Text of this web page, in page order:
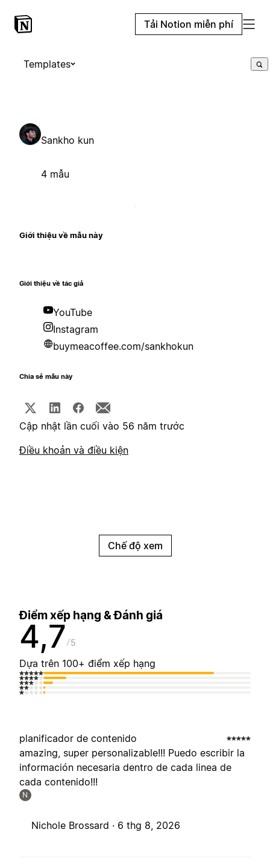
Tải Notion miễn phí
Templates
Sankho kun
4 mẫu
Giới thiệu về mẫu này
Giới thiệu về tác giả
YouTube
Instagram
buymeacoffee.com/sankhokun
Chia sẻ mẫu này
Cập nhật lần cuối vào 56 năm trước
Điều khoản và điều kiện
Chế độ xem
Điểm xếp hạng & Đánh giá
4,7 5
Dựa trên 100+ điểm xếp hạng
planificador de contenido
amazing, super personalizable!!! Puedo escribir la
información necesaria dentro de cada linea de
cada contenido!!!
N
Nichole Brossard · 6 thg 8, 2026